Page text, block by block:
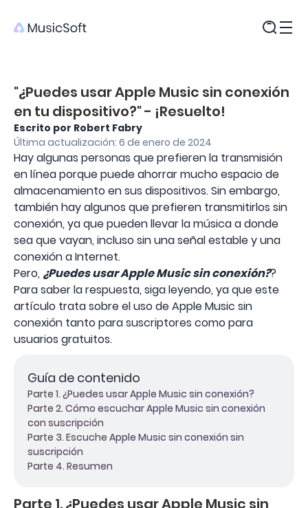
"¿Puedes usar Apple Music sin conexión
en tu dispositivo?" - ¡Resuelto!
Escrito por Robert Fabry
Última actualización: 6 de enero de 2024
Hay algunas personas que prefieren la transmisión
en línea porque puede ahorrar mucho espacio de
almacenamiento en sus dispositivos. Sin embargo,
también hay algunos que prefieren transmitirlos sin
conexión, ya que pueden llevar la música a donde
sea que vayan, incluso sin una señal estable y una
conexión a Internet.
Pero, ¿Puedes usar Apple Music sin conexión??
Para saber la respuesta, siga leyendo, ya que este
artículo trata sobre el uso de Apple Music sin
conexión tanto para suscriptores como para
usuarios gratuitos.
Guía de contenido
Parte 1. ¿Puedes usar Apple Music sin conexión?
Parte 2. Cómo escuchar Apple Music sin conexión
con suscripción
Parte 3. Escuche Apple Music sin conexión sin
suscripción
Parte 4. Resumen
Parte 1. ¿Puedes usar Apple Music sin